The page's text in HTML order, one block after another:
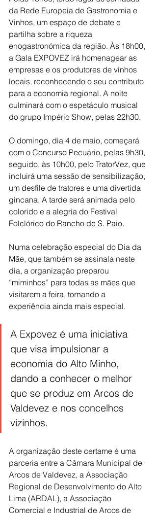
da Rede Europeia de Gastronomia e
Vinhos, um espaço de debate e
partilha sobre a riqueza
enogastronómica da região. Às 18h00,
a Gala EXPOVEZ irá homenagear as
empresas e os produtores de vinhos
locais, reconhecendo o seu contributo
para a economia regional. A noite
culminará com o espetáculo musical
do grupo Império Show, pelas 22h30.
O domingo, dia 4 de maio, começará
com o Concurso Pecuário, pelas 9h30,
seguido, às 10h00, pelo TratorVez, que
incluirá uma sessão de sensibilização,
um desfile de tratores e uma divertida
gincana. A tarde será animada pelo
colorido e a alegria do Festival
Folclórico do Rancho de S. Paio.
Numa celebração especial do Dia da
Mãe, que também se assinala neste
dia, a organização preparou
“miminhos” para todas as mães que
visitarem a feira, tornando a
experiência ainda mais especial.
A Expovez é uma iniciativa
que visa impulsionar a
economia do Alto Minho,
dando a conhecer o melhor
que se produz em Arcos de
Valdevez e nos concelhos
vizinhos.
A organização deste certame é uma
parceria entre a Câmara Municipal de
Arcos de Valdevez, a Associação
Regional de Desenvolvimento do Alto
Lima (ARDAL), a Associação
Comercial e Industrial de Arcos de